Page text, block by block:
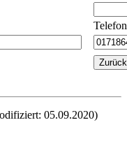
05.09.2020)